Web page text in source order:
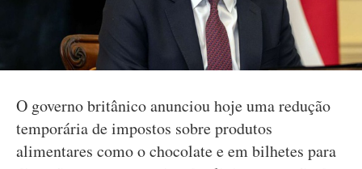
O governo britânico anunciou hoje uma redução
temporária de impostos sobre produtos
alimentares como o chocolate e em bilhetes para